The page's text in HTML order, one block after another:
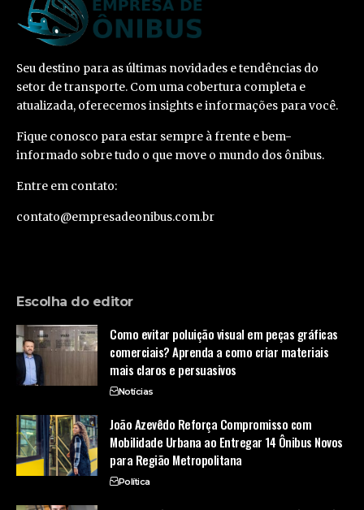
Seu destino para as últimas novidades e tendências do
setor de transporte. Com uma cobertura completa e
atualizada, oferecemos insights e informações para você.
Fique conosco para estar sempre à frente e bem-
informado sobre tudo o que move o mundo dos ônibus.
Entre em contato:
contato@empresadeonibus.com.br
Escolha do editor
Como evitar poluição visual em peças gráficas
comerciais? Aprenda a como criar materiais
mais claros e persuasivos
Notícias
João Azevêdo Reforça Compromisso com
Mobilidade Urbana ao Entregar 14 Ônibus Novos
para Região Metropolitana
Política